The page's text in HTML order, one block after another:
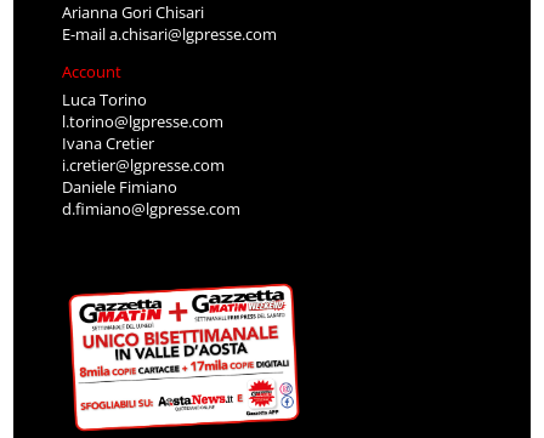
Arianna Gori Chisari
E-maila.chisari@lgpresse.com
Account
Luca Torino
l.torino@lgpresse.com
Ivana Cretier
i.cretier@lgpresse.com
Daniele Fimiano
d.fimiano@lgpresse.com